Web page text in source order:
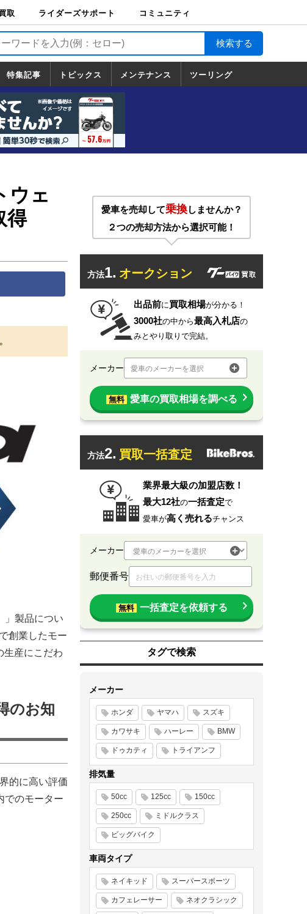
取
取
ライダーズサポート
ライダーズサポート
TOP
バイク輸送
バイクガレージライ
フ
バイク車両保険
ロードサービス
バイク試乗
コミュニティ
特集記事 トピックス
トピックス
一覧
ホンダ
ヤマハ
スズキ
カワサキ
ハーレーダ
ビッドソン
BMW
ドゥカティ
トライアン
フ
メンテナンス ツーリング
ウェ
得
」製品につい
創業したモー
生産にこだわ
のお知
的に高い評価
でのモーター
愛車を売却して乗換しませんか？
２つの売却方法から選択可能！
方法1. オークション
出品前に買取相場が分かる！
3000社の中から最高入札店の
みとやり取りで完結。
メーカー 愛車のメーカーを選択
無料 愛車の買取相場を調べる
方法2. 買取一括査定
業界最大級の加盟店数！
最大12社の一括査定で
愛車が高く売れるチャンス
メーカー
郵便番号
無料 一括査定を依頼する
タグで検索
メーカー
ホンダ ヤマハ スズキ
カワサキ ハーレー BMW
ドゥカティ トライアンフ
排気量
50cc 125cc 150cc
250cc ミドルクラス
ビッグバイク
車両タイプ
ネイキッド スーパースポーツ
カフェレーサー ネオクラシック